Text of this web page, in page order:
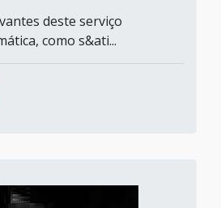
deste serviço
como s&ati...